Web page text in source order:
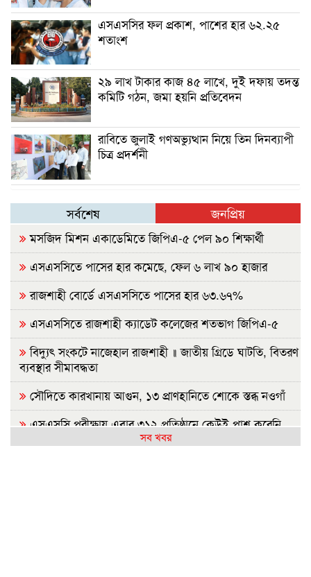
এসএসসির ফল প্রকাশ, পাশের হার ৬২.২৫
শতাংশ
২৯ লাখ টাকার কাজ ৪৫ লাখে, দুই দফায় তদন্ত
কমিটি গঠন, জমা হয়নি প্রতিবেদন
রাবিতে জুলাই গণঅভ্যুত্থান নিয়ে তিন দিনব্যাপী
চিত্র প্রদর্শনী
সর্বশেষ জনপ্রিয়
মসজিদ মিশন একাডেমিতে জিপিএ-৫ পেল ৯০ শিক্ষার্থী
এসএসসিতে পাসের হার কমেছে, ফেল ৬ লাখ ৯০ হাজার
রাজশাহী বোর্ডে এসএসসিতে পাসের হার ৬৩.৬৭%
এসএসসিতে রাজশাহী ক্যাডেট কলেজের শতভাগ জিপিএ-৫
বিদ্যুৎ সংকটে নাজেহাল রাজশাহী ॥ জাতীয় গ্রিডে ঘাটতি, বিতরণ
ব্যবস্থার সীমাবদ্ধতা
সৌদিতে কারখানায় আগুন, ১৩ প্রাণহানিতে শোকে স্তব্ধ নওগাঁ
এসএসসি পরীক্ষায় এবার ৩১২ প্রতিষ্ঠানে কেউই পাশ করেনি
এসএসসির ফল প্রকাশ, পাশের হার ৬২.২৫ শতাংশ
সব খবর